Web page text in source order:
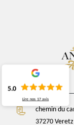
chemin du
37270 Veretz
5.0
Lire nos 17 avis